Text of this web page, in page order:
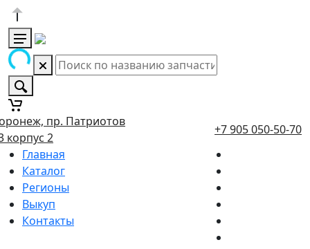
пр. Патриотов
корпус 2
+7 905 050-50-70
Главная
Каталог
Регионы
Выкуп
Контакты